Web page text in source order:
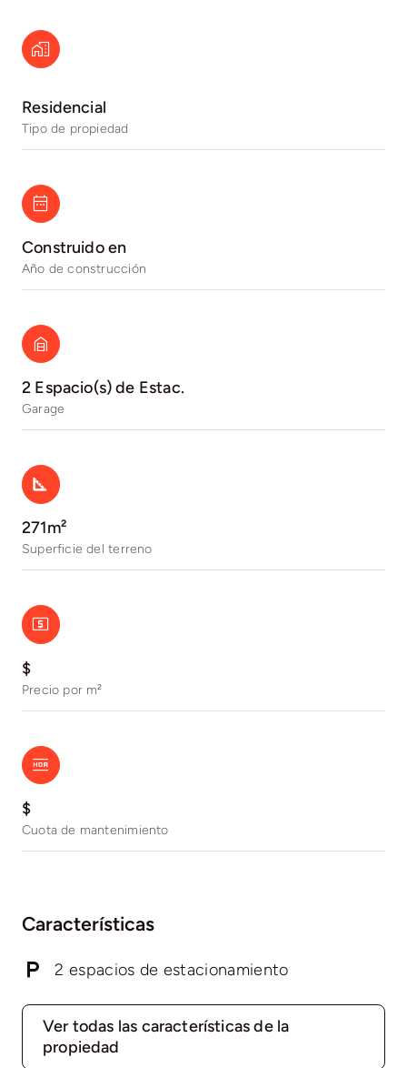
Residencial
Tipo de propiedad
Construido en
Año de construcción
2 Espacio(s) de Estac.
Garage
271m²
Superficie del terreno
$
Precio por m²
$
Cuota de mantenimiento
Características
2 espacios de estacionamiento
Ver todas las características de la
propiedad